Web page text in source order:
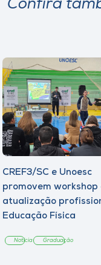
Confira
CREF3/SC e Unoesc
promovem workshop
atualização
Educação Física
Notícia Graduação